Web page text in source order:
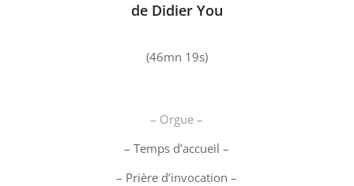
de Didier You
(46mn 19s)
– Orgue –
– Temps d’accueil –
– Prière d’invocation –